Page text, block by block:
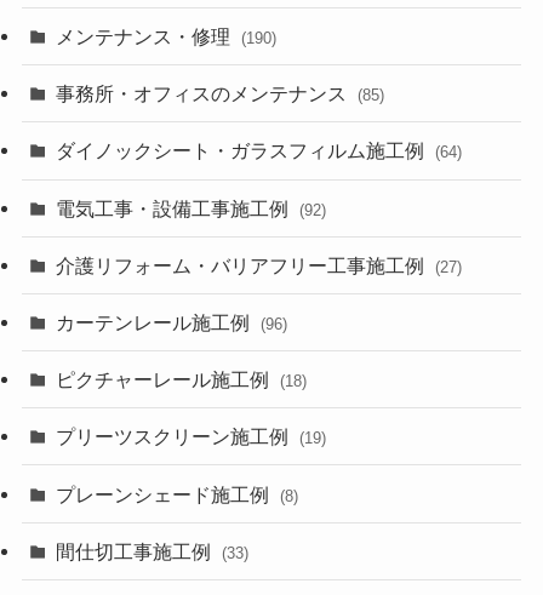
メンテナンス・修理 (190)
事務所・オフィスのメンテナンス (85)
ダイノックシート・ガラスフィルム施工例 (64)
電気工事・設備工事施工例 (92)
介護リフォーム・バリアフリー工事施工例 (27)
カーテンレール施工例 (96)
ピクチャーレール施工例 (18)
プリーツスクリーン施工例 (19)
プレーンシェード施工例 (8)
間仕切工事施工例 (33)